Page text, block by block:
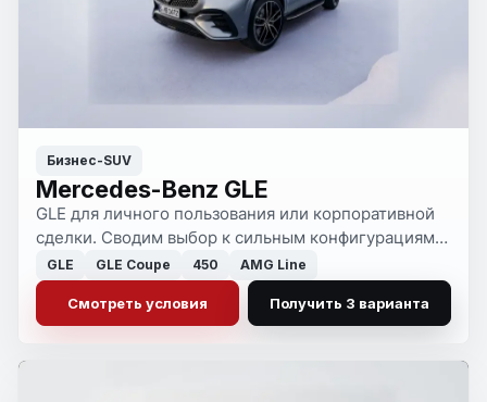
Бизнес-SUV
Mercedes-Benz GLE
GLE для личного пользования или корпоративной
сделки. Сводим выбор к сильным конфигурациям
по сроку, рынку и формату оплаты.
GLE GLE Coupe 450 AMG Line
Смотреть условия Получить 3 варианта